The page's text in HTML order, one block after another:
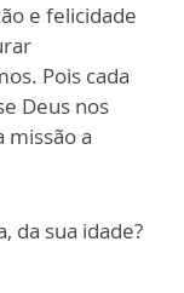
e felicidade
Pois cada
Deus nos
missão a
da sua idade?